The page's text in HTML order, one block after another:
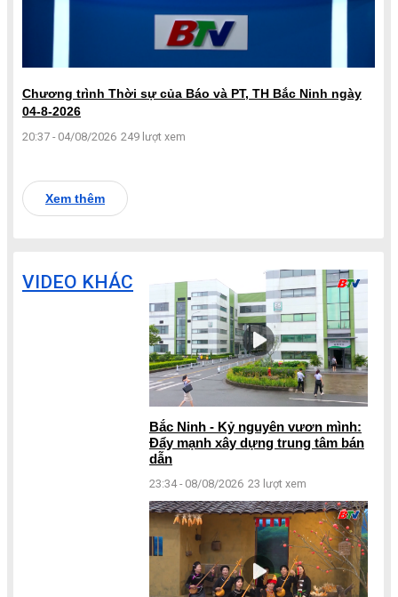
Chương trình Thời sự của Báo và PT, TH Bắc Ninh ngày
04-8-2026
20:37 - 04/08/2026 249 lượt xem
Xem thêm
VIDEO KHÁC
Bắc Ninh - Kỷ nguyên vươn mình:
Đẩy mạnh xây dựng trung tâm bán
dẫn
23:34 - 08/08/2026 23 lượt xem